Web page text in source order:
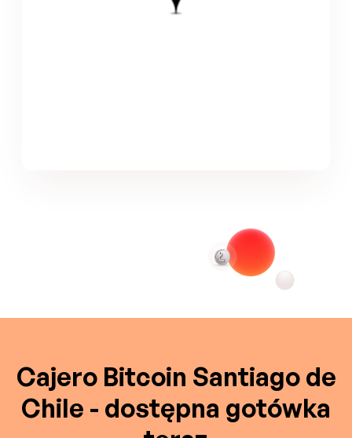
Cajero Bitcoin Santiago de
Chile - dostępna gotówka